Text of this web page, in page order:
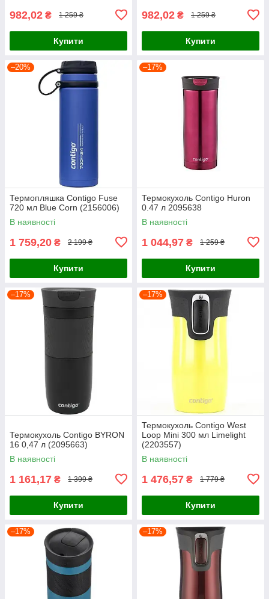
982,02 ₴ 1 259 ₴
Купити
982,02 ₴ 1 259 ₴
Купити
–20%
Термопляшка Contigo Fuse
720 мл Blue Corn (2156006)
В наявності
1 759,20 ₴ 2 199 ₴
Купити
–17%
Термокухоль Contigo Huron
0.47 л 2095638
В наявності
1 044,97 ₴ 1 259 ₴
Купити
–17%
Термокухоль Contigo BYRON
16 0,47 л (2095663)
В наявності
1 161,17 ₴ 1 399 ₴
Купити
–17%
Термокухоль Contigo West
Loop Mini 300 мл Limelight
(2203557)
В наявності
1 476,57 ₴ 1 779 ₴
Купити
–17% –17%